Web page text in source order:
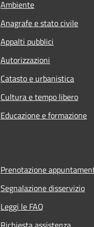
Ambiente
Anagrafe e stato civile
Appalti pubblici
Autorizzazioni
Catasto e urbanistica
Cultura e tempo libero
Educazione e formazione
Prenotazione
Segnalazione disservizio
Leggi le FAQ